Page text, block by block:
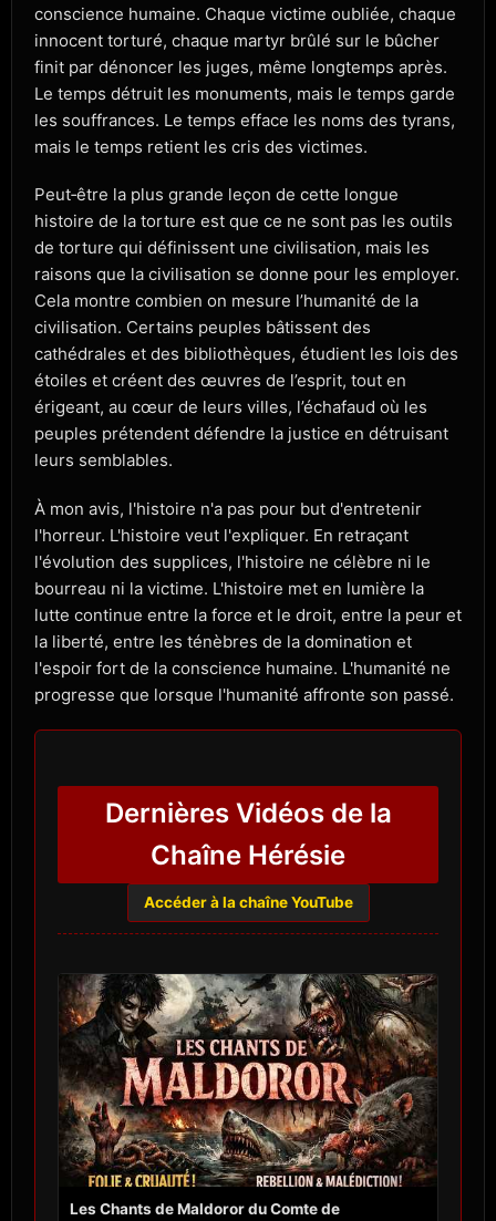
conscience humaine. Chaque victime oubliée, chaque
innocent torturé, chaque martyr brûlé sur le bûcher
finit par dénoncer les juges, même longtemps après.
Le temps détruit les monuments, mais le temps garde
les souffrances. Le temps efface les noms des tyrans,
mais le temps retient les cris des victimes.
Peut‑être la plus grande leçon de cette longue
histoire de la torture est que ce ne sont pas les outils
de torture qui définissent une civilisation, mais les
raisons que la civilisation se donne pour les employer.
Cela montre combien on mesure l’humanité de la
civilisation. Certains peuples bâtissent des
cathédrales et des bibliothèques, étudient les lois des
étoiles et créent des œuvres de l’esprit, tout en
érigeant, au cœur de leurs villes, l’échafaud où les
peuples prétendent défendre la justice en détruisant
leurs semblables.
À mon avis, l'histoire n'a pas pour but d'entretenir
l'horreur. L'histoire veut l'expliquer. En retraçant
l'évolution des supplices, l'histoire ne célèbre ni le
bourreau ni la victime. L'histoire met en lumière la
lutte continue entre la force et le droit, entre la peur et
la liberté, entre les ténèbres de la domination et
l'espoir fort de la conscience humaine. L'humanité ne
progresse que lorsque l'humanité affronte son passé.
Dernières Vidéos de la
Chaîne Hérésie
Accéder à la chaîne YouTube
Les Chants de Maldoror du Comte de